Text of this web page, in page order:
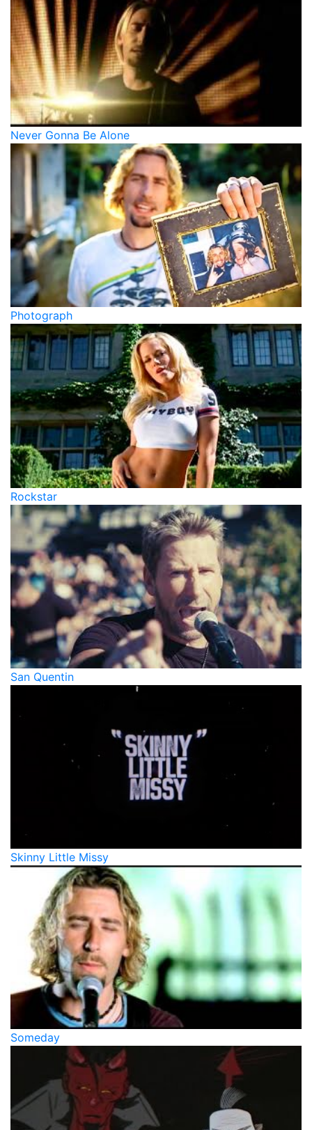
Never Gonna Be Alone
Photograph
Rockstar
San Quentin
Skinny Little Missy
Someday